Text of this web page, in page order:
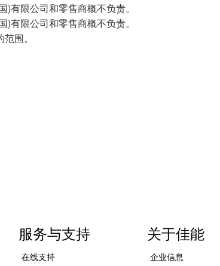
有限公司和零售商概不负责。
有限公司和零售商概不负责。
围。
服务与支持
在线支持
关于佳能
企业信息